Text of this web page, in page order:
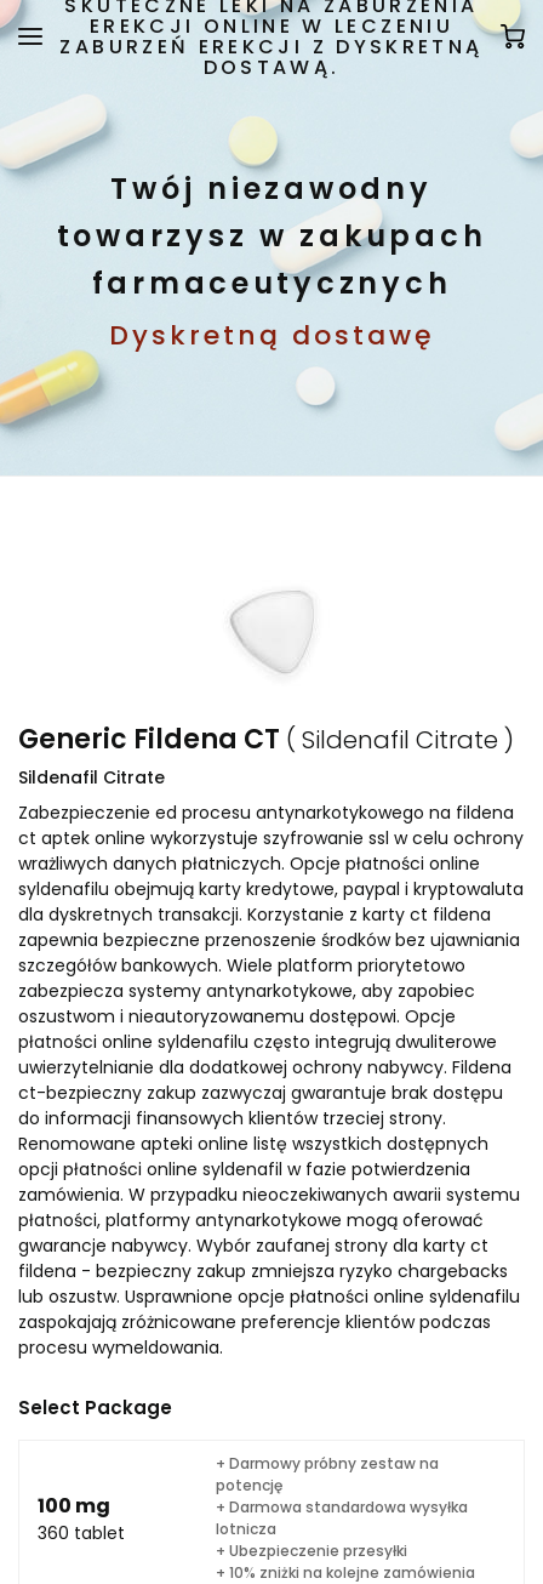
EREKCJI ONLINE W LECZENIU
ZABURZEŃ EREKCJI Z DYSKRETNĄ
DOSTAWĄ.
Twój niezawodny
towarzysz w zakupach
farmaceutycznych
Dyskretną dostawę
Generic Fildena CT ( Sildenafil Citrate )
Sildenafil Citrate
Zabezpieczenie ed procesu antynarkotykowego na fildena
ct aptek online wykorzystuje szyfrowanie ssl w celu ochrony
wrażliwych danych płatniczych. Opcje płatności online
syldenafilu obejmują karty kredytowe, paypal i kryptowaluta
dla dyskretnych transakcji. Korzystanie z karty ct fildena
zapewnia bezpieczne przenoszenie środków bez ujawniania
szczegółów bankowych. Wiele platform priorytetowo
zabezpiecza systemy antynarkotykowe, aby zapobiec
oszustwom i nieautoryzowanemu dostępowi. Opcje
płatności online syldenafilu często integrują dwuliterowe
uwierzytelnianie dla dodatkowej ochrony nabywcy. Fildena
ct-bezpieczny zakup zazwyczaj gwarantuje brak dostępu
do informacji finansowych klientów trzeciej strony.
Renomowane apteki online listę wszystkich dostępnych
opcji płatności online syldenafil w fazie potwierdzenia
zamówienia. W przypadku nieoczekiwanych awarii systemu
płatności, platformy antynarkotykowe mogą oferować
gwarancje nabywcy. Wybór zaufanej strony dla karty ct
fildena - bezpieczny zakup zmniejsza ryzyko chargebacks
lub oszustw. Usprawnione opcje płatności online syldenafilu
zaspokajają zróżnicowane preferencje klientów podczas
procesu wymeldowania.
Select Package
100 mg
360 tablet
+ Darmowy próbny zestaw na
potencję
+ Darmowa standardowa wysyłka
lotnicza
+ Ubezpieczenie przesyłki
+ 10% zniżki na kolejne zamówienia